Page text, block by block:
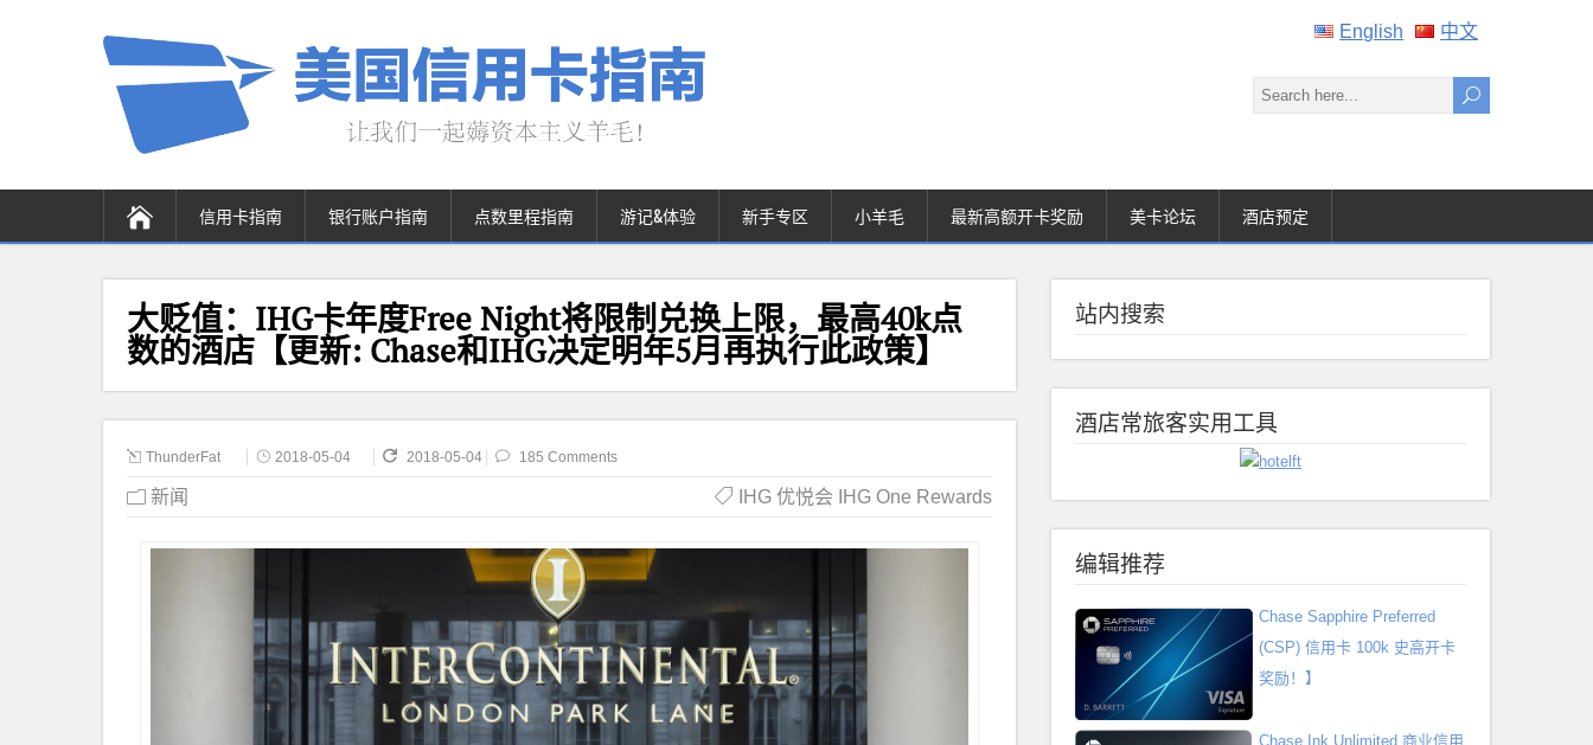
English 中文
信用卡指南 银行账户指南 点数里程指南 游记&体验 新手专区 小羊毛 最新高额开卡奖励 美卡论坛 酒店预定
大贬值：IHG卡年度Free Night将限制兑换上限，最高40k点
数的酒店【更新: Chase和IHG决定明年5月再执行此政策】
ThunderFat 2018-05-04 2018-05-04 185 Comments
新闻 IHG 优悦会 IHG One Rewards
站内搜索
酒店常旅客实用工具
编辑推荐
Chase Sapphire Preferred
(CSP) 信用卡 100k 史高开卡
奖励！】
Chase Ink Unlimited 商业信用